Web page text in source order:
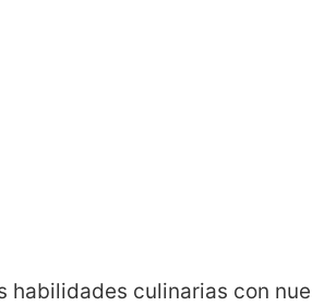
habilidades culinarias con